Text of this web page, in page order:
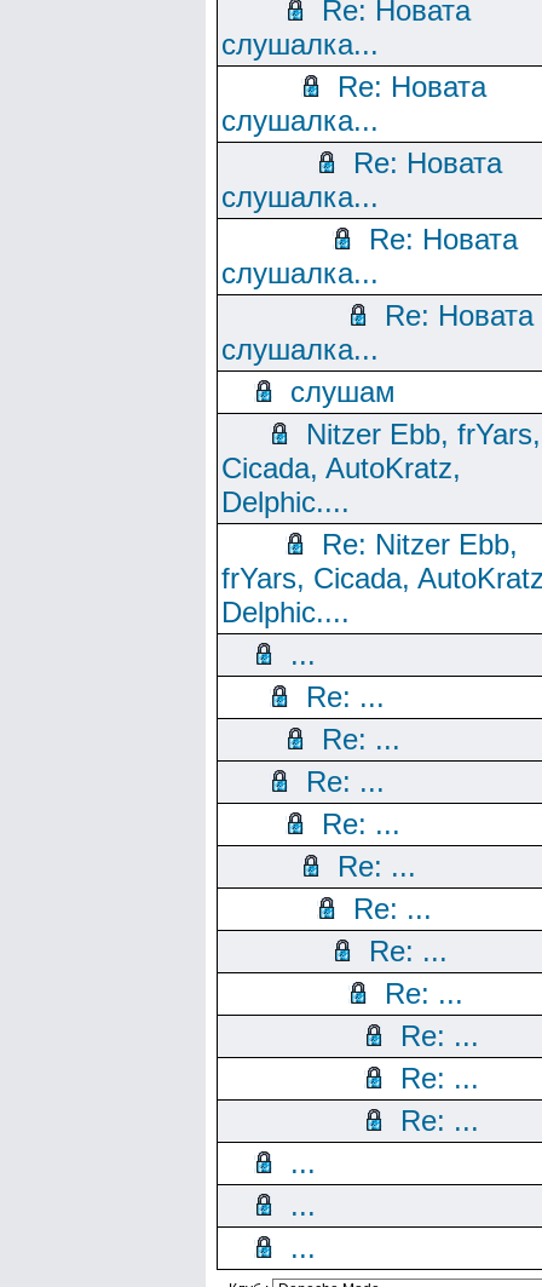
Re: Новата
слушалка...
Re: Новата
слушалка...
Re: Новата
слушалка...
Re: Новата
слушалка...
Re: Новата
слушалка...
слушам
Nitzer Ebb, frYars,
Cicada, AutoKratz,
Delphic....
Re: Nitzer Ebb,
frYars, Cicada,
Delphic....
...
Re: ...
Re: ...
Re: ...
Re: ...
Re: ...
Re: ...
Re: ...
Re: ...
Re: ...
Re: ...
Re: ...
...
...
...